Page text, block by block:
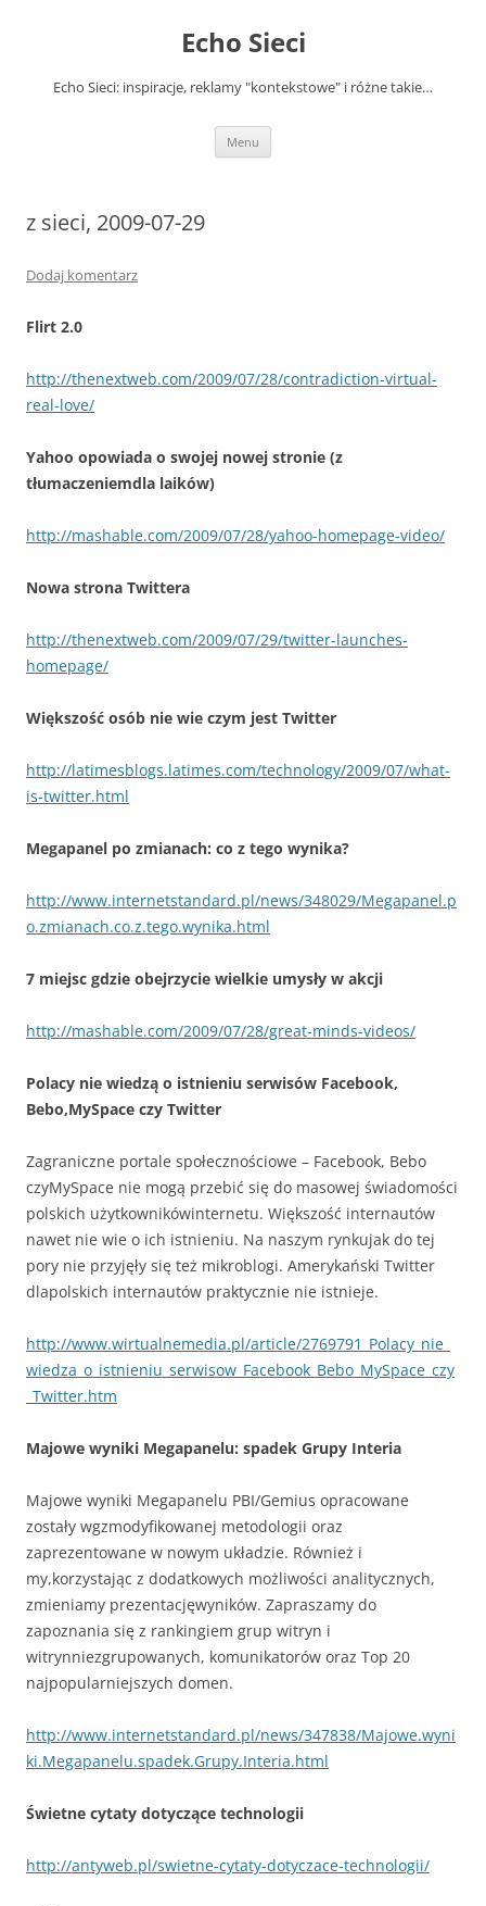
Echo Sieci
Echo Sieci: inspiracje, reklamy "kontekstowe" i różne takie…
Menu
z sieci, 2009-07-29
Dodaj komentarz
Flirt 2.0
http://thenextweb.com/2009/07/28/contradiction-virtual-
real-love/
Yahoo opowiada o swojej nowej stronie (z
tłumaczeniemdla laików)
http://mashable.com/2009/07/28/yahoo-homepage-video/
Nowa strona Twittera
http://thenextweb.com/2009/07/29/twitter-launches-
homepage/
Większość osób nie wie czym jest Twitter
http://latimesblogs.latimes.com/technology/2009/07/what-
is-twitter.html
Megapanel po zmianach: co z tego wynika?
http://www.internetstandard.pl/news/348029/Megapanel.p
o.zmianach.co.z.tego.wynika.html
7 miejsc gdzie obejrzycie wielkie umysły w akcji
http://mashable.com/2009/07/28/great-minds-videos/
Polacy nie wiedzą o istnieniu serwisów Facebook,
Bebo,MySpace czy Twitter
Zagraniczne portale społecznościowe – Facebook, Bebo
czyMySpace nie mogą przebić się do masowej świadomości
polskich użytkownikówinternetu. Większość internautów
nawet nie wie o ich istnieniu. Na naszym rynkujak do tej
pory nie przyjęły się też mikroblogi. Amerykański Twitter
dlapolskich internautów praktycznie nie istnieje.
http://www.wirtualnemedia.pl/article/2769791_Polacy_nie_
wiedza_o_istnieniu_serwisow_Facebook_Bebo_MySpace_czy
_Twitter.htm
Majowe wyniki Megapanelu: spadek Grupy Interia
Majowe wyniki Megapanelu PBI/Gemius opracowane
zostały wgzmodyfikowanej metodologii oraz
zaprezentowane w nowym układzie. Również i
my,korzystając z dodatkowych możliwości analitycznych,
zmieniamy prezentacjęwyników. Zapraszamy do
zapoznania się z rankingiem grup witryn i
witrynniezgrupowanych, komunikatorów oraz Top 20
najpopularniejszych domen.
http://www.internetstandard.pl/news/347838/Majowe.wyni
ki.Megapanelu.spadek.Grupy.Interia.html
Świetne cytaty dotyczące technologii
http://antyweb.pl/swietne-cytaty-dotyczace-technologii/